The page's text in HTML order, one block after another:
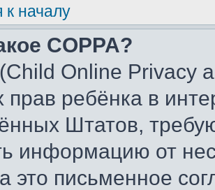
к началу
COPPA?
Online Privacy
прав ребёнка в
Штатов,
информацию от
это письменное